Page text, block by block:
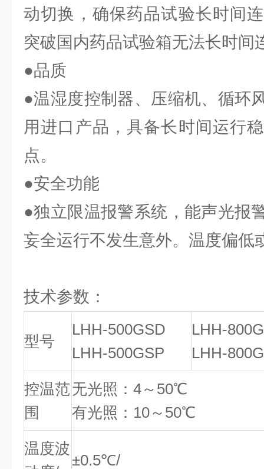
动切换，确保药品试验长时间
突破国内药品试验箱无法长时间
●品质
●温湿度控制器、压缩机、循环
用进口产品，具备长时间运行
点。
●安全功能
●独立限温报警系统，能声光报
妄全运行不发生意外。温度偏低
技术参数：
型号
LHH-500GSD
LHH-500GSP
LHH-
LHH-
控温范
围
无光照：4～50℃
有光照：10～50℃
温度波
±0.5℃/